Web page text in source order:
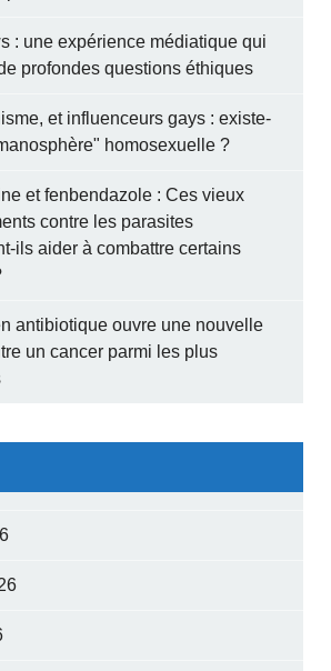
: une expérience médiatique qui
profondes questions éthiques
et influenceurs gays : existe-
homosexuelle ?
et fenbendazole : Ces vieux
contre les parasites
ils aider à combattre certains
antibiotique ouvre une nouvelle
un cancer parmi les plus